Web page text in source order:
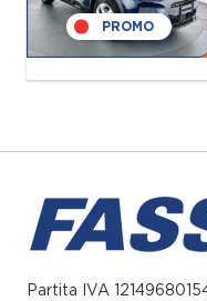
PROMO
Partita IVA